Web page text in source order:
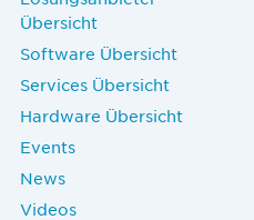
Übersicht
Software Übersicht
Services Übersicht
Hardware Übersicht
Events
News
Videos